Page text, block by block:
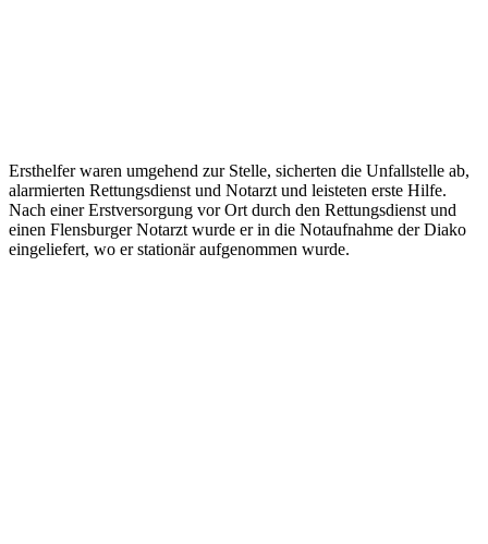
Ersthelfer waren umgehend zur Stelle, sicherten die Unfallstelle ab,
alarmierten Rettungsdienst und Notarzt und leisteten erste Hilfe.
Nach einer Erstversorgung vor Ort durch den Rettungsdienst und
einen Flensburger Notarzt wurde er in die Notaufnahme der Diako
eingeliefert, wo er stationär aufgenommen wurde.